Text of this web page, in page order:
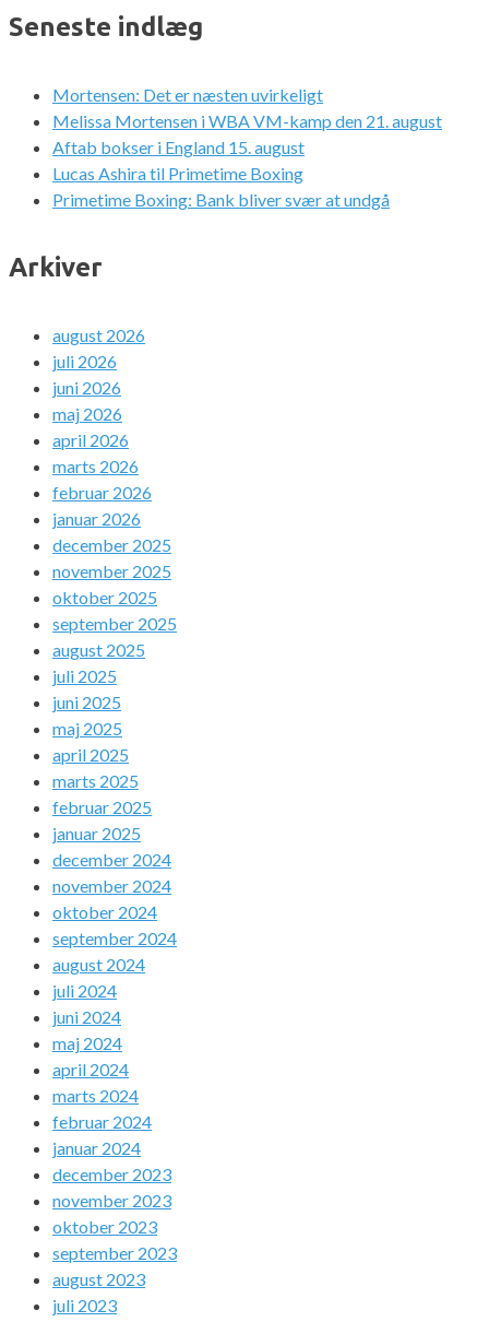
Seneste indlæg
Mortensen: Det er næsten uvirkeligt
Melissa Mortensen i WBA VM-kamp den 21. august
Aftab bokser i England 15. august
Lucas Ashira til Primetime Boxing
Primetime Boxing: Bank bliver svær at undgå
Arkiver
august 2026
juli 2026
juni 2026
maj 2026
april 2026
marts 2026
februar 2026
januar 2026
december 2025
november 2025
oktober 2025
september 2025
august 2025
juli 2025
juni 2025
maj 2025
april 2025
marts 2025
februar 2025
januar 2025
december 2024
november 2024
oktober 2024
september 2024
august 2024
juli 2024
juni 2024
maj 2024
april 2024
marts 2024
februar 2024
januar 2024
december 2023
november 2023
oktober 2023
september 2023
august 2023
juli 2023